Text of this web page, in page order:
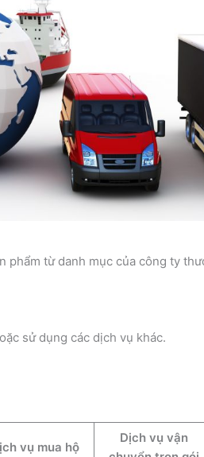
phẩm từ danh mục của công ty
sử dụng các dịch vụ khác.
vụ mua hộ
Dịch vụ vận